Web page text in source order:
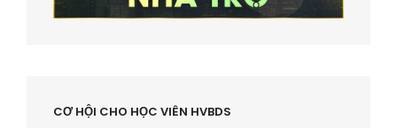
CƠ HỘI CHO HỌC VIÊN HVBDS